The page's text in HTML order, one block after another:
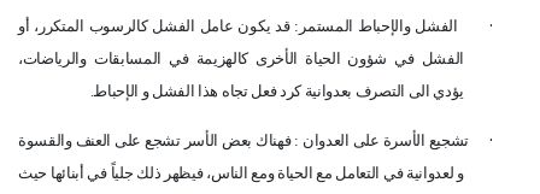
·
الفشل والإحباط المستمر: قد يكون عامل الفشل كالرسوب المتكرر، أو
الفشل في شؤون الحياة الأخرى كالهزيمة في المسابقات والرياضات،
يؤدي الى التصرف بعدوانية كرد فعل تجاه هذا الفشل و الإحباط.
·
تشجيع الأسرة على العدوان : فهناك بعض الأسر تشجع على العنف والقسوة
و لعدوانية في التعامل مع الحياة ومع الناس، فيظهر ذلك جلياً في أبنائها حيث